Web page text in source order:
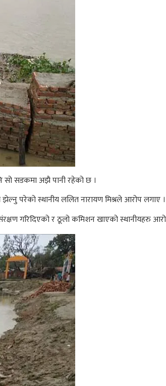
सो सडकमा अझै पानी रहेको छ ।
परेको स्थानीय ललित नारायण मिश्रले आरोप लगाए ।
गरिदिएको र ठूलो कमिशन खाएको स्थानीयहरु